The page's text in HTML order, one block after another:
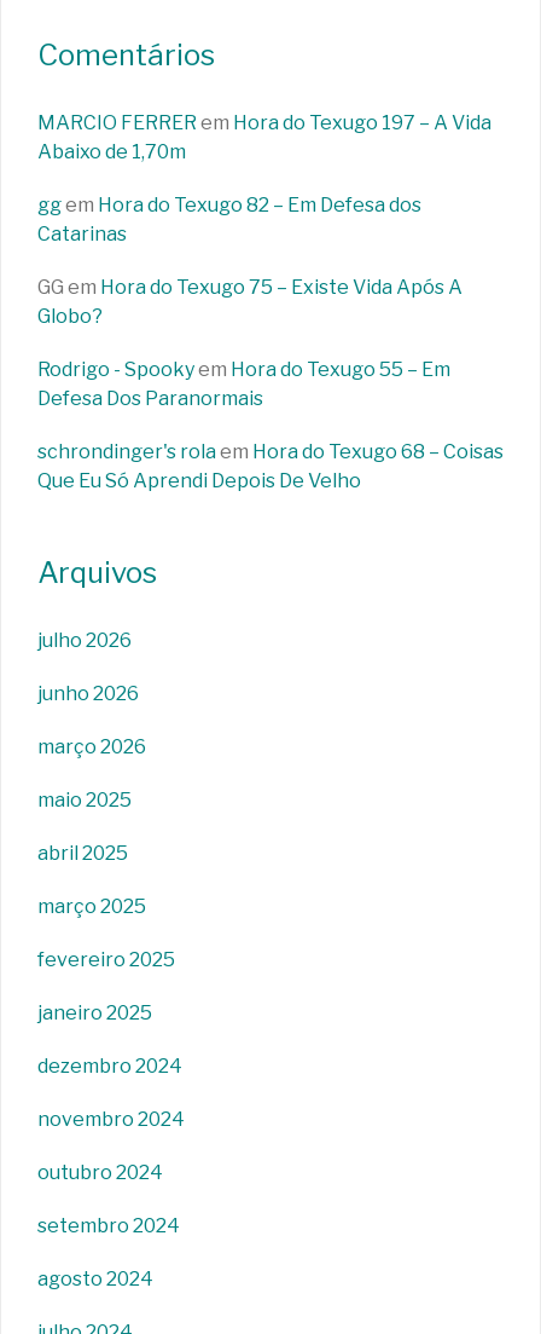
Comentários
MARCIO FERRER em Hora do Texugo 197 – A Vida
Abaixo de 1,70m
ggem Hora do Texugo 82 – Em Defesa dos
Catarinas
GG em Hora do Texugo 75 – Existe Vida Após A
Globo?
Rodrigo - Spookyem Hora do Texugo 55 – Em
Defesa Dos Paranormais
schrondinger's rolaem Hora do Texugo 68 – Coisas
Que Eu Só Aprendi Depois De Velho
Arquivos
julho 2026
junho 2026
março 2026
maio 2025
abril 2025
março 2025
fevereiro 2025
janeiro 2025
dezembro 2024
novembro 2024
outubro 2024
setembro 2024
agosto 2024